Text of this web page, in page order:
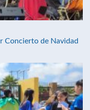
Concierto de Navidad